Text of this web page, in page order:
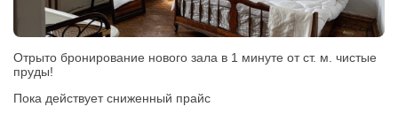
Отрыто бронирование нового зала в 1 минуте от ст. м. чистые
пруды!
Пока действует сниженный прайс